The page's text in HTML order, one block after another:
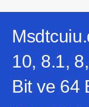
10, 8.1,
Bit ve 64